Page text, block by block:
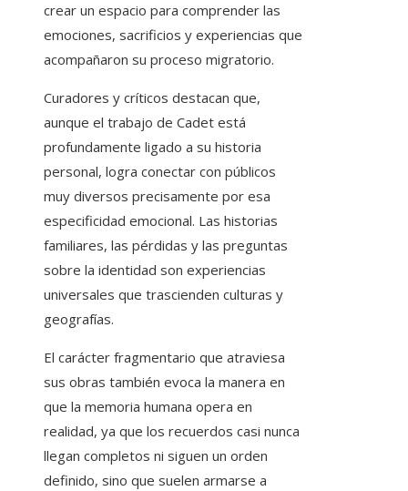
crear un espacio para comprender las
emociones, sacrificios y experiencias que
acompañaron su proceso migratorio.
Curadores y críticos destacan que,
aunque el trabajo de Cadet está
profundamente ligado a su historia
personal, logra conectar con públicos
muy diversos precisamente por esa
especificidad emocional. Las historias
familiares, las pérdidas y las preguntas
sobre la identidad son experiencias
universales que trascienden culturas y
geografías.
El carácter fragmentario que atraviesa
sus obras también evoca la manera en
que la memoria humana opera en
realidad, ya que los recuerdos casi nunca
llegan completos ni siguen un orden
definido, sino que suelen armarse a